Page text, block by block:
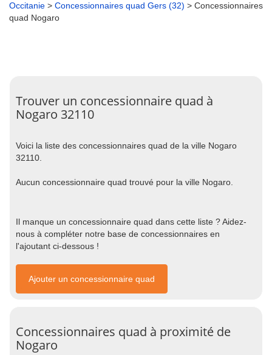
Occitanie > Concessionnaires quad Gers (32) > Concessionnaires
quad Nogaro
Trouver un concessionnaire quad à
Nogaro 32110
Voici la liste des concessionnaires quad de la ville Nogaro
32110.
Aucun concessionnaire quad trouvé pour la ville Nogaro.
Il manque un concessionnaire quad dans cette liste ? Aidez-
nous à compléter notre base de concessionnaires en
l'ajoutant ci-dessous !
Ajouter un concessionnaire quad
Concessionnaires quad à proximité de
Nogaro